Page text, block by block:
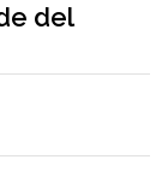
del